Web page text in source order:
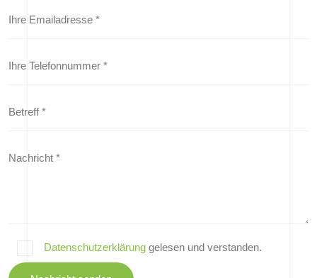
Datenschutzerklärung gelesen und verstanden.